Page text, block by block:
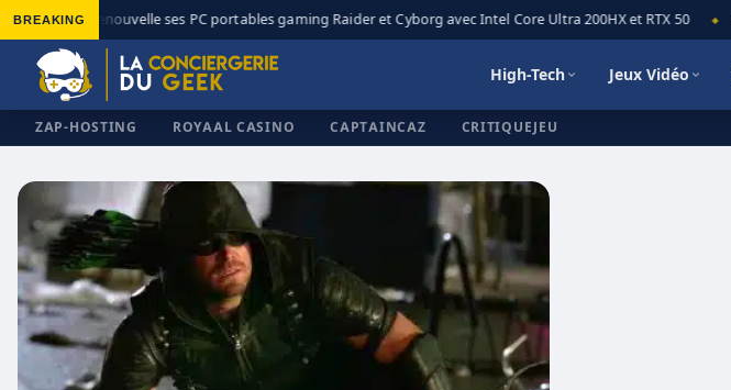
BREAKING
◆ MSI renouvelle ses PC portables gaming Raider et Cyborg avec Intel Core Ultra 200HX et RTX 50 ◆
High-Tech Jeux Vidéo
ZAP-HOSTING ROYAAL CASINO CAPTAINCAZ CRITIQUEJEU